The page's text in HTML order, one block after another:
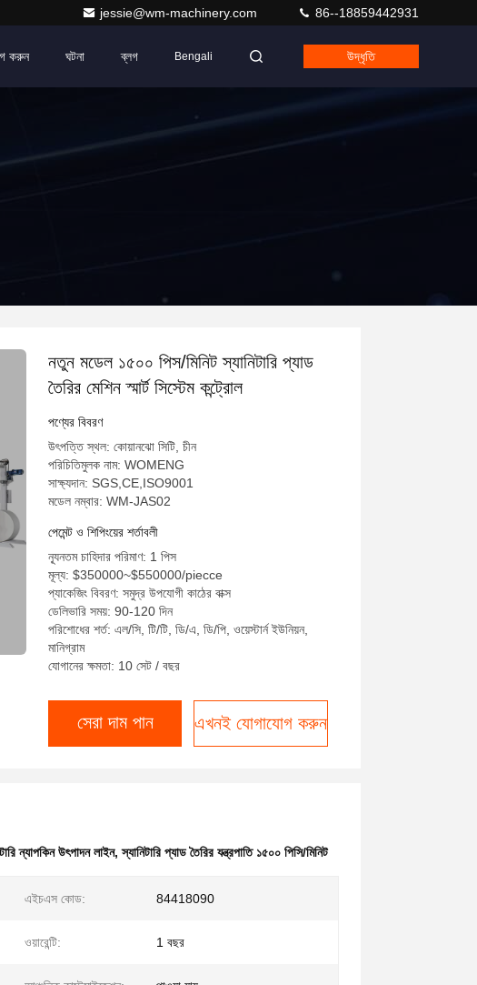
jessie@wm-machinery.com 86--18859442931
করুন ঘটনা ব্লগ Bengali উদ্ধৃতি
নতুন মডেল ১৫০০ পিস/মিনিট স্যানিটারি প্যাড
তৈরির মেশিন স্মার্ট সিস্টেম কন্ট্রোল
পণ্যের বিবরণ
উৎপত্তি স্থল: কোয়ানঝো সিটি, চীন
পরিচিতিমুলক নাম: WOMENG
সাক্ষ্যদান: SGS,CE,ISO9001
মডেল নম্বার: WM-JAS02
পেমেন্ট ও শিপিংয়ের শর্তাবলী
ন্যূনতম চাহিদার পরিমাণ: 1 পিস
মূল্য: $350000~$550000/piecce
প্যাকেজিং বিবরণ: সমুদ্র উপযোগী কাঠের বাক্স
ডেলিভারি সময়: 90-120 দিন
পরিশোধের শর্ত: এল/সি, টি/টি, ডি/এ, ডি/পি, ওয়েস্টার্ন ইউনিয়ন,
মানিগ্রাম
যোগানের ক্ষমতা: 10 সেট / বছর
সেরা দাম পান এখনই যোগাযোগ করুন
ন্যাপকিন উৎপাদন লাইন,স্যানিটারি প্যাড তৈরির যন্ত্রপাতি ১৫০০ পিসি/মিনিট
এইচএস কোড: 84418090
ওয়ারেন্টি: 1 বছর